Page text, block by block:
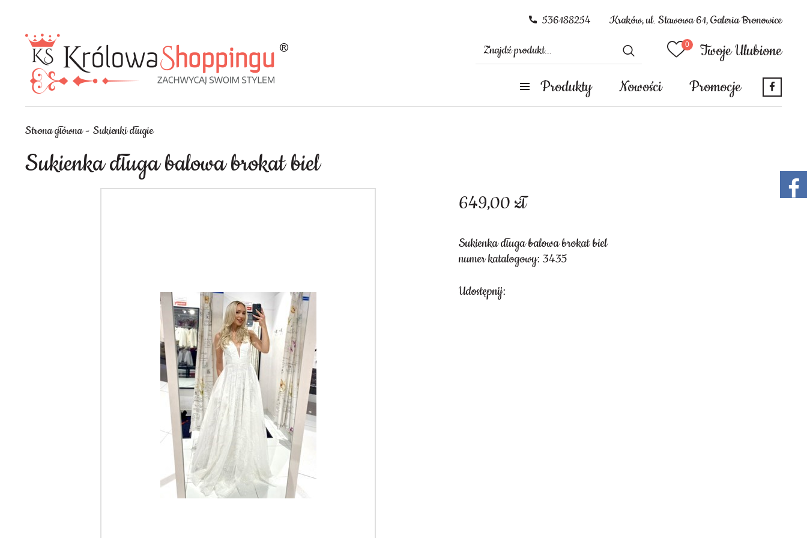
Kraków, ul. Stawowa 61, Galeria Bronowice
536188254
Twoje Ulubione
Produkty
Nowości Promocje
Strona główna Sukienki długie
Sukienka długa balowa brokat biel
649,00 zł
Sukienka długa balowa brokat biel
numer katalogowy: 3435
Udostępnij: